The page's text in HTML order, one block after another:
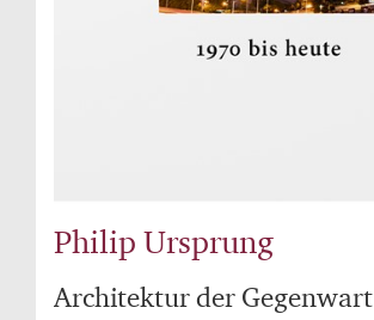
Philip Ursprung
Architektur der Gegenwart